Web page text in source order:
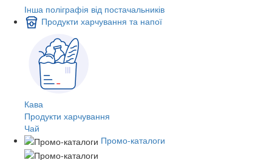
Інша поліграфія від постачальників
Продукти харчування та напої
Кава
Продукти харчування
Чай
Промо-каталоги